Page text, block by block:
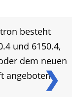
❯
besteht
und 6150.4,
dem neuen
angeboten